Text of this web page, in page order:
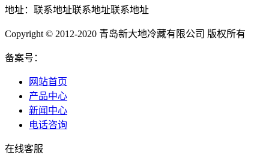
地址：联系地址联系地址联系地址
Copyright © 2012-2020 青岛新大地冷藏有限公司 版权所有
备案号：
网站首页
产品中心
新闻中心
电话咨询
在线客服